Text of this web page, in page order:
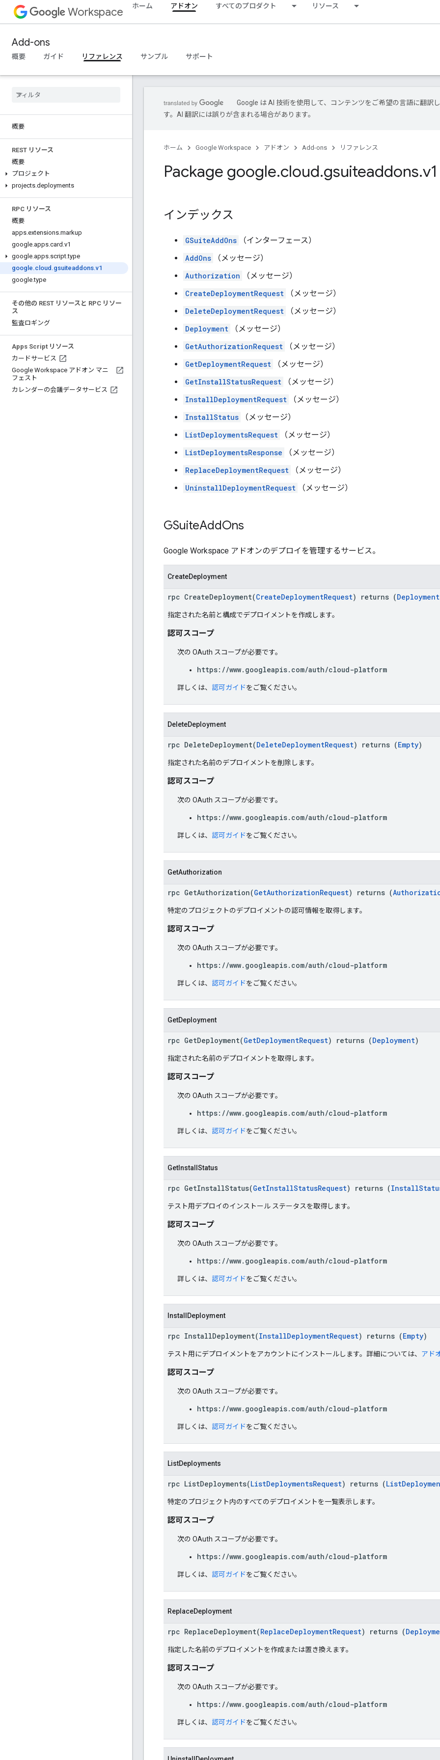
Workspace ホーム アドオン すべてのプロダクト リソース
Add-ons
概要 ガイド リファレンス サンプル サポート
概要
REST リソース
概要
プロジェクト
projects.deployments
RPC リソース
概要
apps.extensions.markup
google.apps.card .v1
google.apps.script.type
google.cloud .gsuiteaddons.v1
google.type
その他の REST リソースと RPC リソー
ス
監査ロギング
Apps Script リソース
カードサービス
Google Workspace アドオン マニ
フェスト
カレンダーの会議データサービス
Google は AI 技術を使用して、コンテンツをご希望の言語に翻訳
す。AI 翻訳には誤りが含まれる場合があります。
ホーム Google Workspace アドオン Add-ons リファレンス
Package google.cloud.gsuiteaddons.v1
インデックス
GSuiteAddOns
（インターフェース）
AddOns
（メッセージ）
Authorization
（メッセージ）
CreateDeploymentRequest
（メッセージ）
DeleteDeploymentRequest
（メッセージ）
Deployment
（メッセージ）
GetAuthorizationRequest
（メッセージ）
GetDeploymentRequest
（メッセージ）
GetInstallStatusRequest
（メッセージ）
InstallDeploymentRequest
（メッセージ）
InstallStatus
（メッセージ）
ListDeploymentsRequest
（メッセージ）
ListDeploymentsResponse
（メッセージ）
ReplaceDeploymentRequest
（メッセージ）
UninstallDeploymentRequest
（メッセージ）
GSuiteAddOns
Google Workspace アドオンのデプロイを管理するサービス。
CreateDeployment
rpc CreateDeployment(CreateDeploymentRequest) returns (Deployment
指定された名前と構成でデプロイメントを作成します。
認可スコープ
次の OAuth スコープが必要です。
https://www.googleapis.com/auth/cloud-platform
詳しくは、 認可ガイドをご覧ください。
DeleteDeployment
rpc DeleteDeployment(DeleteDeploymentRequest) returns (Empty)
指定された名前のデプロイメントを削除します。
認可スコープ
次の OAuth スコープが必要です。
https://www.googleapis.com/auth/cloud-platform
詳しくは、 認可ガイドをご覧ください。
GetAuthorization
rpc GetAuthorization(GetAuthorizationRequest) returns (
特定のプロジェクトのデプロイメントの認可情報を取得します。
認可スコープ
次の OAuth スコープが必要です。
https://www.googleapis.com/auth/cloud-platform
詳しくは、 認可ガイドをご覧ください。
GetDeployment
rpc GetDeployment(GetDeploymentRequest) returns (Deployment)
指定された名前のデプロイメントを取得します。
認可スコープ
次の OAuth スコープが必要です。
https://www.googleapis.com/auth/cloud-platform
詳しくは、 認可ガイドをご覧ください。
GetInstallStatus
rpc GetInstallStatus(GetInstallStatusRequest) returns (
テスト用デプロイのインストール ステータスを取得します。
認可スコープ
次の OAuth スコープが必要です。
https://www.googleapis.com/auth/cloud-platform
詳しくは、 認可ガイドをご覧ください。
InstallDeployment
rpc InstallDeployment(InstallDeploymentRequest) returns (Empty)
テスト用にデプロイメントをアカウントにインストールします。詳細については、 アド
認可スコープ
次の OAuth スコープが必要です。
https://www.googleapis.com/auth/cloud-platform
詳しくは、 認可ガイドをご覧ください。
ListDeployments
rpc ListDeployments(ListDeploymentsRequest) returns (
特定のプロジェクト内のすべてのデプロイメントを一覧表示します。
認可スコープ
次の OAuth スコープが必要です。
https://www.googleapis.com/auth/cloud-platform
詳しくは、 認可ガイドをご覧ください。
ReplaceDeployment
rpc ReplaceDeployment(ReplaceDeploymentRequest) returns (
指定した名前のデプロイメントを作成または置き換えます。
認可スコープ
次の OAuth スコープが必要です。
https://www.googleapis.com/auth/cloud-platform
詳しくは、 認可ガイドをご覧ください。